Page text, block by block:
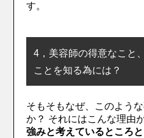
す。
4，美容師の得意なこと
ことを知る為には？
そもそもなぜ、このよう
か？ それにはこんな理由
強みと考えているところ